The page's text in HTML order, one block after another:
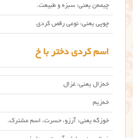
چیمه‌ن یعنی: سبزه و طبیعت.
چوپی یعنی: نوعی رقص کردی
اسم کردی دختر با خ
خه‌زال یعنی: غزال
خه‌زیم
خوزگه یعنی: آرزو، حسرت، اسم مشترک.